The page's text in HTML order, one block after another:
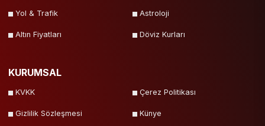
Yol & Trafik Astroloji
Altın Fiyatları Döviz Kurları
KURUMSAL
KVKK Çerez Politikası
Gizlilik Sözleşmesi Künye